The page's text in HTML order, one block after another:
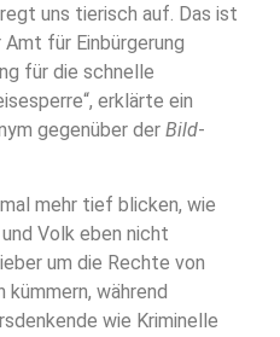
uns tierisch auf. Das ist
für Einbürgerung
für die schnelle
erklärte ein
gegenüber der Bild-
mehr tief blicken, wie
Volk eben nicht
um die Rechte von
während
wie Kriminelle